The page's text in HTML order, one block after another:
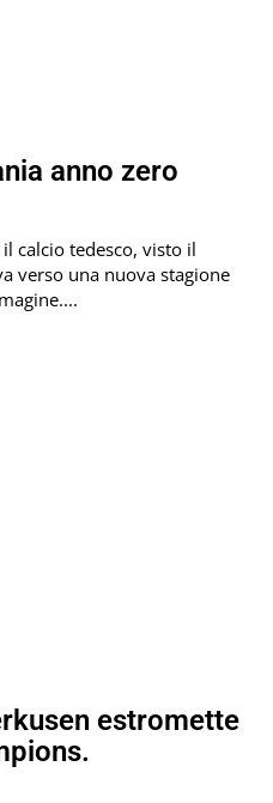
anno zero
calcio tedesco, visto il
verso una nuova stagione
estromette